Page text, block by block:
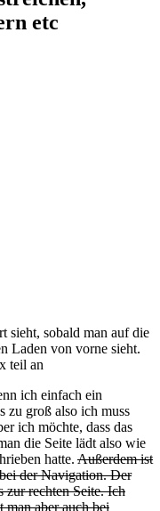
etc
sieht, sobald man auf die
Laden von vorne sieht.
teil an
ich einfach ein
zu groß also ich muss
ich möchte, dass das
die Seite lädt also wie
hatte. Außerdem ist
der Navigation. Der
zur rechten Seite. Ich
aber auch bei